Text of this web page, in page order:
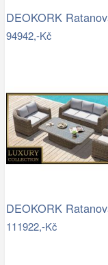
94942,-Kč
111922,-Kč